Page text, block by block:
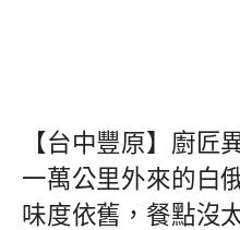
【台中豐原】廚匠
一萬公里外來的白
味度依舊，餐點沒